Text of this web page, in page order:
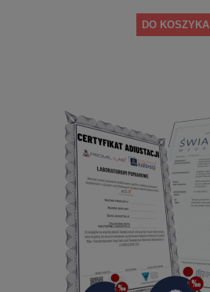
DO KOSZYKA